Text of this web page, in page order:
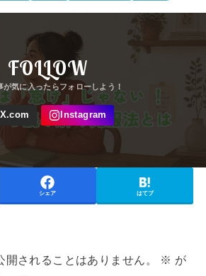
FOLLOW
シェア はてブ
開されることはありません。 ※ が